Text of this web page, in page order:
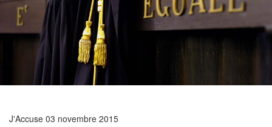
J'Accuse 03 novembre 2015